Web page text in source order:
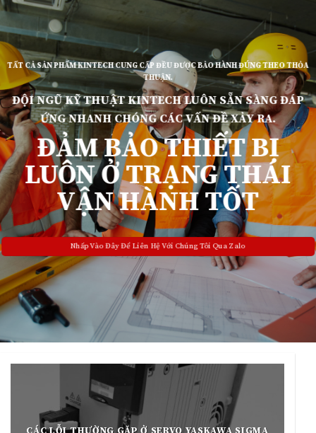
TẤT CẢ SẢN PHẨM KINTECH CUNG CẤP ĐỀU ĐƯỢC BẢO HÀNH ĐÚNG THEO THỎA
THUẬN.
ĐỘI NGŨ KỸ THUẬT KINTECH LUÔN SẴN SÀNG ĐÁP
ỨNG NHANH CHÓNG CÁC VẤN ĐỀ XẢY RA.
ĐẢM BẢO THIẾT BỊ
LUÔN Ở TRẠNG THÁI
VẬN HÀNH TỐT
Nhấp Vào Đây Để Liên Hệ Với Chúng Tôi Qua Zalo